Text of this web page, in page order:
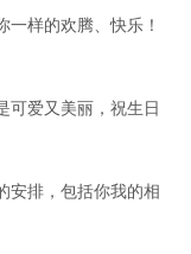
样的欢腾、快乐！
可爱又美丽，祝生日
安排，包括你我的相